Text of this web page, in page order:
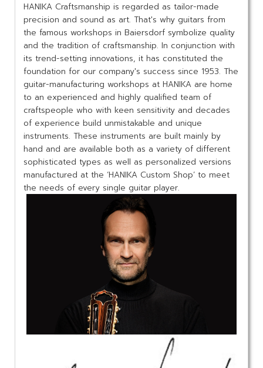
HANIKA Craftsmanship is regarded as tailor-made
precision and sound as art. That's why guitars from
the famous workshops in Baiersdorf symbolize quality
and the tradition of craftsmanship. In conjunction with
its trend-setting innovations, it has constituted the
foundation for our company's success since 1953. The
guitar-manufacturing workshops at HANIKA are home
to an experienced and highly qualified team of
craftspeople who with keen sensitivity and decades
of experience build unmistakable and unique
instruments. These instruments are built mainly by
hand and are available both as a variety of different
sophisticated types as well as personalized versions
manufactured at the ‘HANIKA Custom Shop’ to meet
the needs of every single guitar player.